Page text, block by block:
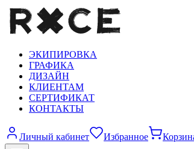
ЭКИПИРОВКА
ГРАФИКА
ДИЗАЙН
КЛИЕНТАМ
СЕРТИФИКАТ
КОНТАКТЫ
Личный кабинет Избранное